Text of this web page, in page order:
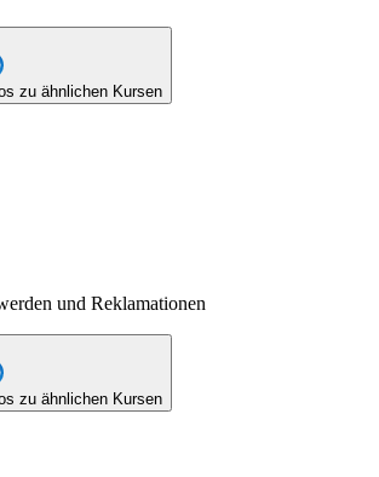
zu ähnlichen Kursen
und Reklamationen
zu ähnlichen Kursen